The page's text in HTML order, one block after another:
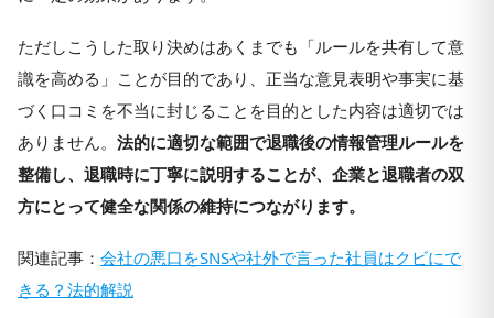
ただしこうした取り決めはあくまでも「ルールを共有して意
識を高める」ことが目的であり、正当な意見表明や事実に基
づく口コミを不当に封じることを目的とした内容は適切では
ありません。 法的に適切な範囲で退職後の情報管理ルールを
整備し、退職時に丁寧に説明することが、企業と退職者の双
方にとって健全な関係の維持につながります。
関連記事： 会社の悪口をSNSや社外で言った社員はクビにで
きる？法的解説